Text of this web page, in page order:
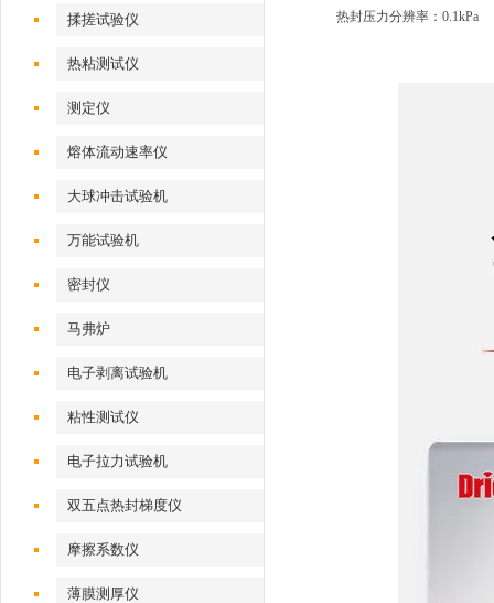
揉搓试验仪
热粘测试仪
测定仪
熔体流动速率仪
大球冲击试验机
万能试验机
密封仪
马弗炉
电子剥离试验机
粘性测试仪
电子拉力试验机
双五点热封梯度仪
摩擦系数仪
薄膜测厚仪
热封压力分辨率：0.1kPa